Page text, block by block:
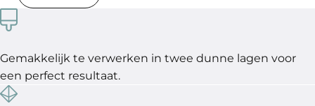
Gemakkelijk te verwerken in twee dunne lagen voor
een perfect resultaat.